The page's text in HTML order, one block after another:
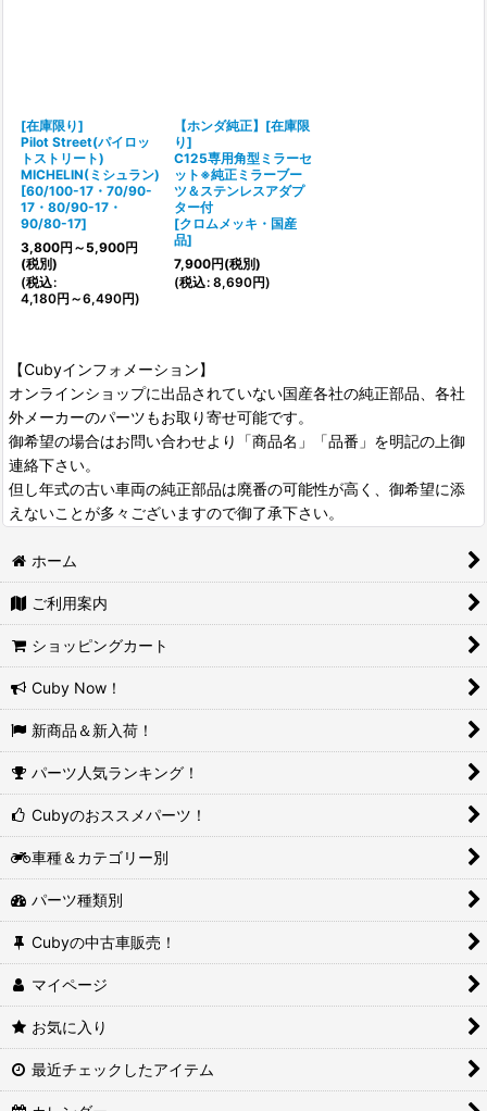
[在庫限り]
Pilot Street(パイロッ
トストリート)
MICHELIN(ミシュラン)
[60/100-17・70/90-
17・80/90-17・
90/80-17]
3,800円 ～5,900円
(税別)
(税込:
4,180円 ～6,490円)
【ホンダ純正】[在庫限
り]
C125専用角型ミラーセ
ット※純正ミラーブー
ツ＆ステンレスアダプ
ター付
[クロムメッキ・国産
品]
7,900円(税別)
(税込: 8,690円)
【Cubyインフォメーション】
オンラインショップに出品されていない国産各社の純正部品、各社
外メーカーのパーツもお取り寄せ可能です。
御希望の場合はお問い合わせより「商品名」「品番」を明記の上御
連絡下さい。
但し年式の古い車両の純正部品は廃番の可能性が高く、御希望に添
えないことが多々ございますので御了承下さい。
ホーム
ご利用案内
ショッピングカート
Cuby Now！
新商品＆新入荷！
パーツ人気ランキング！
Cubyのおススメパーツ！
車種＆カテゴリー別
パーツ種類別
Cubyの中古車販売！
マイページ
お気に入り
最近チェックしたアイテム